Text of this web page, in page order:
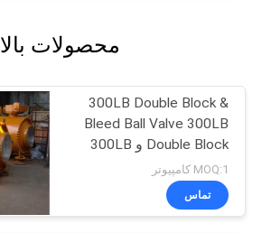
محصولات بالا
300LB Double Block &
Bleed Ball Valve 300LB
Double Block و 300LB
MOQ:1 کامپیوتر
تماس